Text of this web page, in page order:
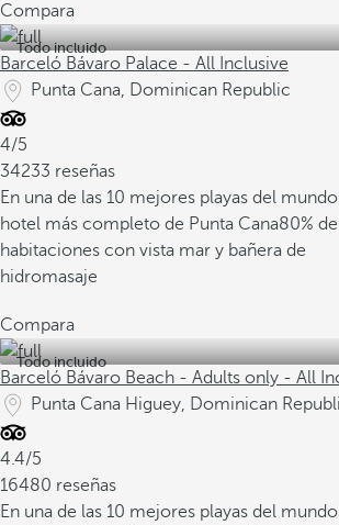
Compara
Todo incluido
Barceló Bávaro Palace - All Inclusive
Punta Cana, Dominican Republic
4/5
34233 reseñas
En una de las 10 mejores playas del mundo
hotel más completo de Punta Cana80%
habitaciones con vista mar y bañera de
hidromasaje
Compara
Todo incluido
Barceló Bávaro Beach - Adults only - All
Punta Cana Higuey, Dominican
4.4/5
16480 reseñas
En una de las 10 mejores playas del mundo